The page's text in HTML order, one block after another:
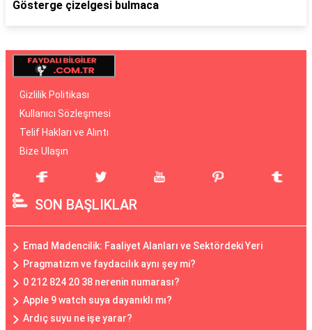
Gösterge çizelgesi bulmaca
Gizlilik Politikası
Kullanıcı Sözleşmesi
Telif Hakları ve Alıntı
Bize Ulaşın
SON BAŞLIKLAR
Emad Madencilik: Faaliyet Alanları ve Sektördeki Yeri
Pragmatizm ve faydacılık aynı şey mi?
0 212 824 20 38 nerenin numarası?
Apple 9 watch suya dayanıklı mı?
Ardıç suyu ne işe yarar?